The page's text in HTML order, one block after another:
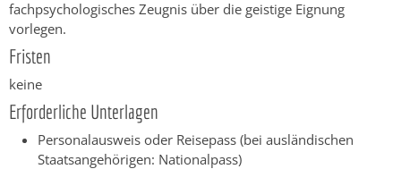
fachpsychologisches Zeugnis über die geistige Eignung
vorlegen.
Fristen
keine
Erforderliche Unterlagen
Personalausweis oder Reisepass (bei ausländischen
Staatsangehörigen: Nationalpass)